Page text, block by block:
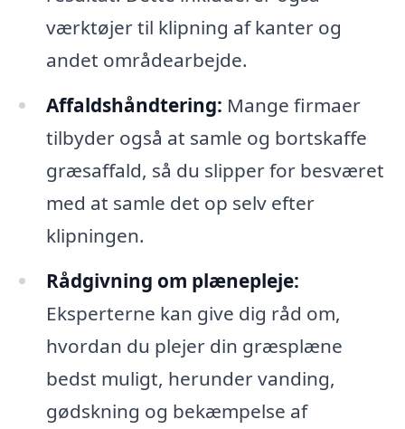
værktøjer til klipning af kanter og
andet områdearbejde.
Affaldshåndtering: Mange firmaer
tilbyder også at samle og bortskaffe
græsaffald, så du slipper for besværet
med at samle det op selv efter
klipningen.
Rådgivning om plænepleje:
Eksperterne kan give dig råd om,
hvordan du plejer din græsplæne
bedst muligt, herunder vanding,
gødskning og bekæmpelse af